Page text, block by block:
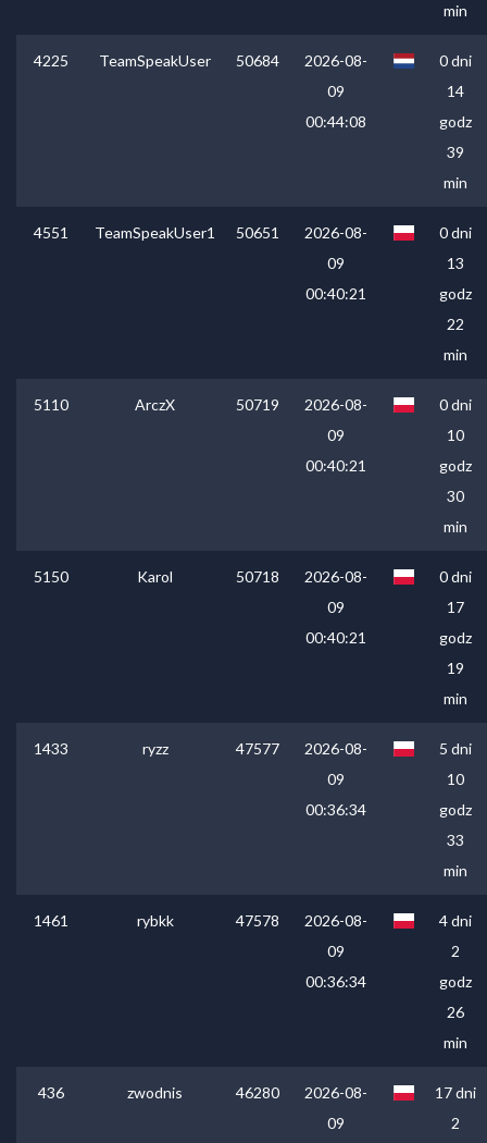
min
4225 TeamSpeakUser 50684
2026-08-
09
00:44:08
0 dni
14
godz
39
min
4551 TeamSpeakUser1 50651
2026-08-
09
00:40:21
0 dni
13
godz
22
min
5110 ArczX 50719
2026-08-
09
00:40:21
0 dni
10
godz
30
min
5150 Karol 50718
2026-08-
09
00:40:21
0 dni
17
godz
19
min
1433 ryzz 47577
2026-08-
09
00:36:34
5 dni
10
godz
33
min
1461 rybkk 47578
2026-08-
09
00:36:34
4 dni
2
godz
26
min
436 zwodnis 46280
2026-08-
09
17 dni
2